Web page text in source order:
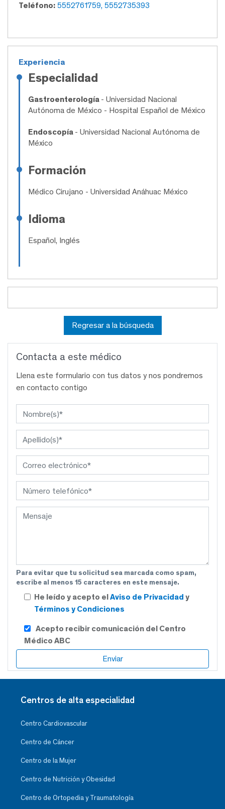
Teléfono: 5552761759, 5552735393
Experiencia
Especialidad
Gastroenterología - Universidad Nacional
Autónoma de México - Hospital Español de México
Endoscopía - Universidad Nacional Autónoma de
México
Formación
Médico Cirujano - Universidad Anáhuac México
Idioma
Español, Inglés
Regresar a la búsqueda
Contacta a este médico
Llena este formulario con tus datos y nos pondremos
en contacto contigo
Para evitar que tu solicitud sea marcada como spam,
escribe al menos 15 caracteres en este mensaje.
He leído y acepto elAviso de Privacidad y
Términos y Condiciones
Acepto recibir comunicación del Centro
Médico ABC
Centros de alta especialidad
Centro Cardiovascular
Centro de Cáncer
Centro de la Mujer
Centro de Nutrición y Obesidad
Centro de Ortopedia y Traumatología